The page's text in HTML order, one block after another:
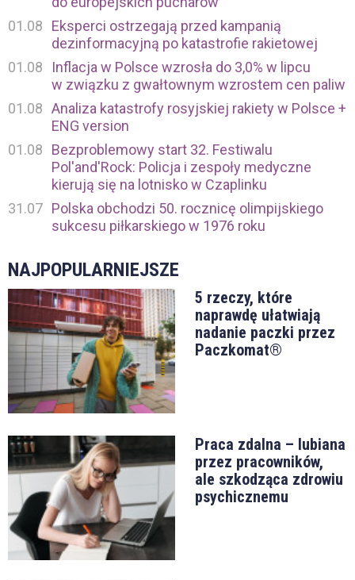
01.08
Eksperci ostrzegają przed kampanią
dezinformacyjną po katastrofie rakietowej
01.08
Inflacja w Polsce wzrosła do 3,0% w lipcu
w związku z gwałtownym wzrostem cen paliw
01.08 Analiza katastrofy rosyjskiej rakiety w Polsce +
ENG version
01.08
Bezproblemowy start 32. Festiwalu
Pol'and'Rock: Policja i zespoły medyczne
kierują się na lotnisko w Czaplinku
31.07 Polska obchodzi 50. rocznicę olimpijskiego
sukcesu piłkarskiego w 1976 roku
NAJPOPULARNIEJSZE
5 rzeczy, które
naprawdę ułatwiają
nadanie paczki przez
Paczkomat®
Praca zdalna – lubiana
przez pracowników,
ale szkodząca zdrowiu
psychicznemu